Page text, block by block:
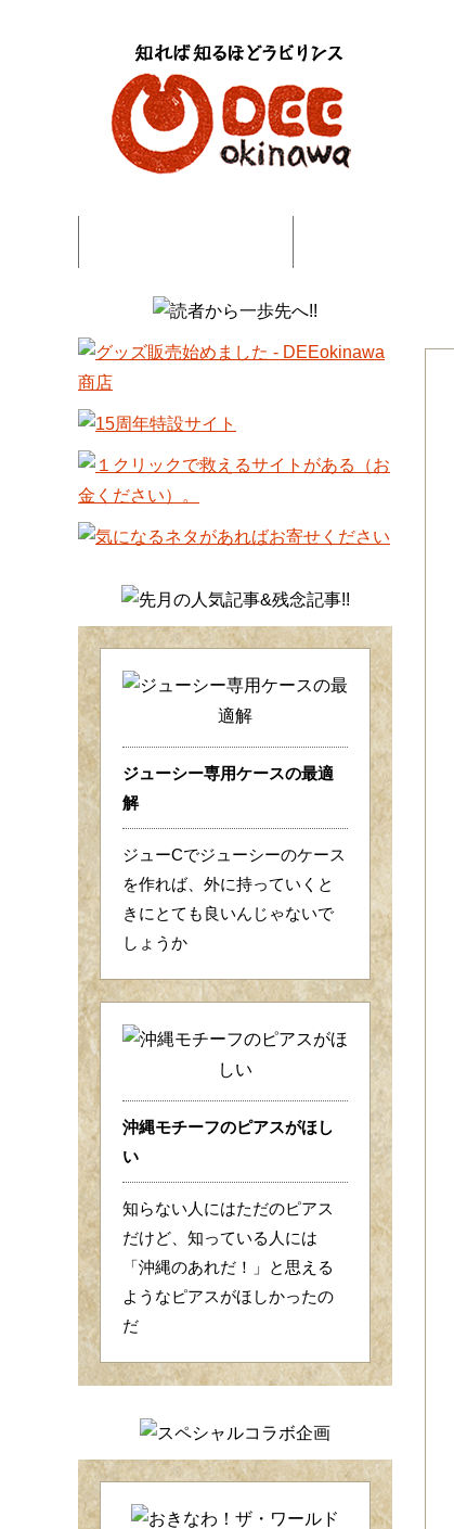
ジューシー専用ケースの最適
解
ジューCでジューシーのケース
を作れば、外に持っていくと
きにとても良いんじゃないで
しょうか
沖縄モチーフのピアスがほし
い
知らない人にはただのピアス
だけど、知っている人には
「沖縄のあれだ！」と思える
ようなピアスがほしかったの
だ